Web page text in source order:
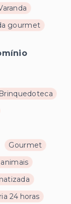
gourmet
Brinquedoteca
Gourmet
24 horas